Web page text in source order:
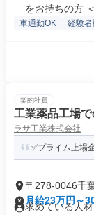
をお持ちの方
車通勤OK 経験者
契約社員
工業薬品工場
ラサ工業株式会社
✅プライム上場
〒278-0046千
月給23万円～
求めている人